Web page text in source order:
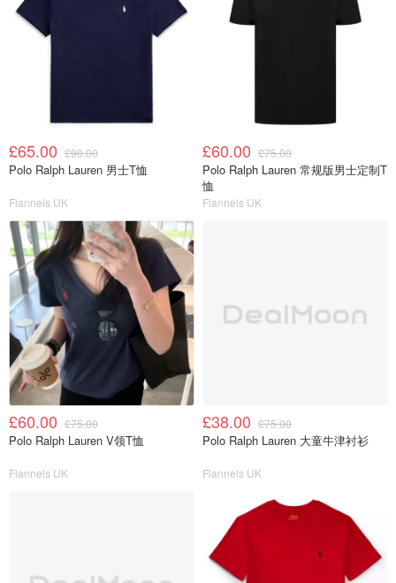
£65.00 £90.00
Polo Ralph Lauren 男士T恤
Flannels UK
£60.00 £75.00
Polo Ralph Lauren 常规版男士定制T
恤
Flannels UK
£60.00 £75.00
Polo Ralph Lauren V领T恤
Flannels UK
£38.00 £75.00
Polo Ralph Lauren 大童牛津衬衫
Flannels UK